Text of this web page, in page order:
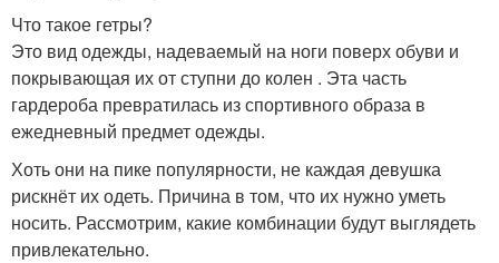
Что такое гетры?
Это вид одежды, надеваемый на ноги поверх обуви и
покрывающая их от ступни до колен . Эта часть
гардероба превратилась из спортивного образа в
ежедневный предмет одежды.
Хоть они на пике популярности, не каждая девушка
рискнёт их одеть. Причина в том, что их нужно уметь
носить. Рассмотрим, какие комбинации будут выглядеть
привлекательно.